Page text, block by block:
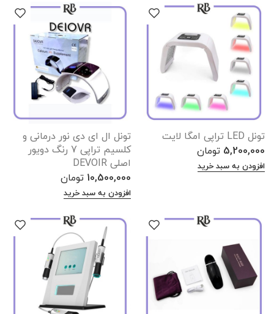
تونل LED تراپی امگا لایت
5,200,000 تومان
افزودن به سبد خرید
تونل ال ای دی نور درمانی و
کلسیم تراپی 7 رنگ دویور
اصلی DEVOIR
10,500,000 تومان
افزودن به سبد خرید